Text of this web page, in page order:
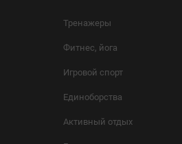
Тренажеры
Фитнес, йога
Игровой спорт
Единоборства
Активный отдых